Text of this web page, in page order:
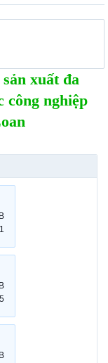
xuất đa
công nghiệp